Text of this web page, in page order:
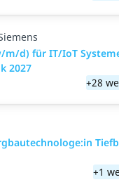
m/d) für IT/IoT
2027
+28
+1